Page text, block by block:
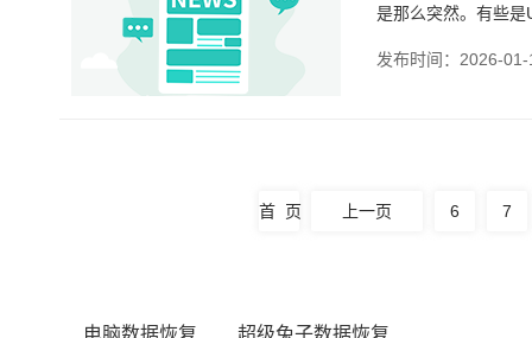
是那么突然。有些是
发布时间：2026-01-
首 页 上一页 6 7
电脑数据恢复 超级兔子数据恢复